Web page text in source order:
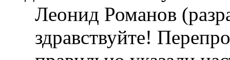
Леонид Романов
здравствуйте!